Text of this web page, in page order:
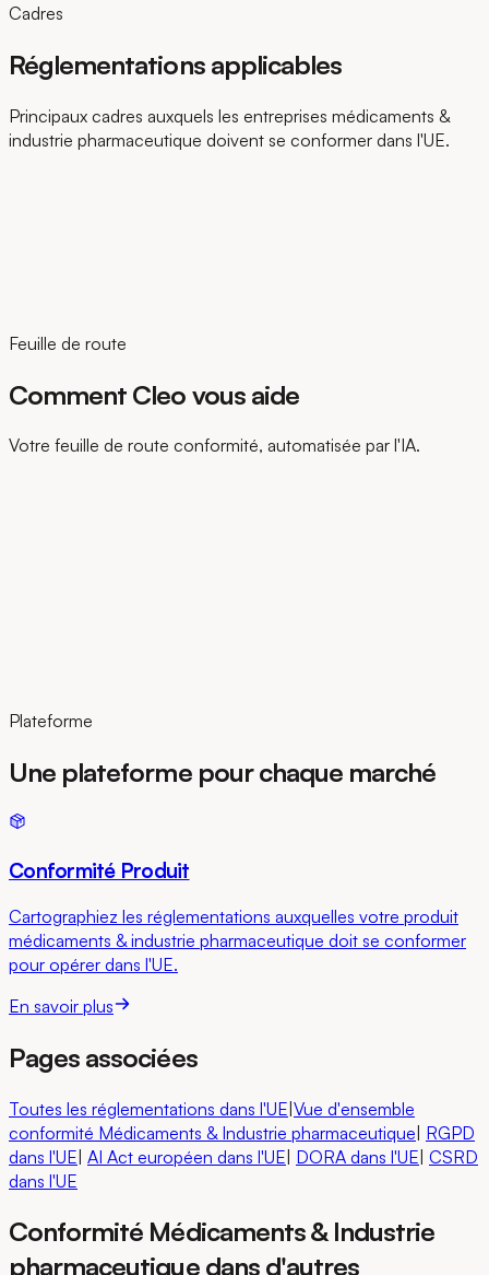
Cadres
Réglementations applicables
Principaux cadres auxquels les entreprises médicaments &
industrie pharmaceutique doivent se conformer dans l'UE.
Feuille de route
Comment Cleo vous aide
Votre feuille de route conformité, automatisée par l'IA.
Plateforme
Une plateforme pour chaque marché
Conformité Produit
Cartographiez les réglementations auxquelles votre produit
médicaments & industrie pharmaceutique doit se conformer
pour opérer dans l'UE.
En savoir plus
Pages associées
Toutes les réglementations dans l'UE|Vue d'ensemble
conformité Médicaments & Industrie pharmaceutique| RGPD
dans l'UE| AI Act européen dans l'UE| DORA dans l'UE| CSRD
dans l'UE
Conformité Médicaments & Industrie
pharmaceutique dans d'autres